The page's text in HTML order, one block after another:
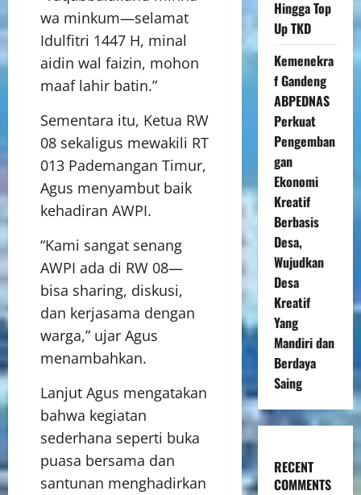
wa minkum—selamat
Idulfitri 1447 H, minal
aidin wal faizin, mohon
maaf lahir batin.”
Sementara itu, Ketua RW
08 sekaligus mewakili RT
013 Pademangan Timur,
Agus menyambut baik
kehadiran AWPI.
“Kami sangat senang
AWPI ada di RW 08—
bisa sharing, diskusi,
dan kerjasama dengan
warga,” ujar Agus
menambahkan.
Lanjut Agus mengatakan
bahwa kegiatan
sederhana seperti buka
puasa bersama dan
santunan menghadirkan
Hingga Top
Up TKD
Kemenekra
f Gandeng
ABPEDNAS
Perkuat
Pengemban
gan
Ekonomi
Kreatif
Berbasis
Desa,
Wujudkan
Desa
Kreatif
Yang
Mandiri dan
Berdaya
Saing
RECENT
COMMENTS